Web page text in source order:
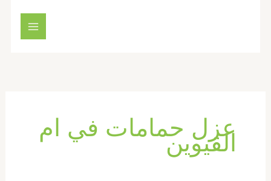
عزل حمامات في ام
القيوين